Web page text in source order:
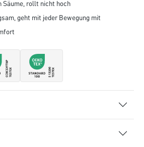
Säume, rollt nicht hoch
geht mit jeder Bewegung mit